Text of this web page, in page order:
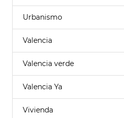
Urbanismo
Valencia
Valencia verde
Valencia Ya
Vivienda